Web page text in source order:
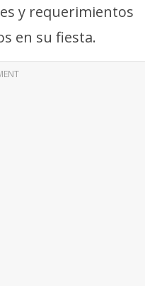
y requerimientos
en su fiesta.